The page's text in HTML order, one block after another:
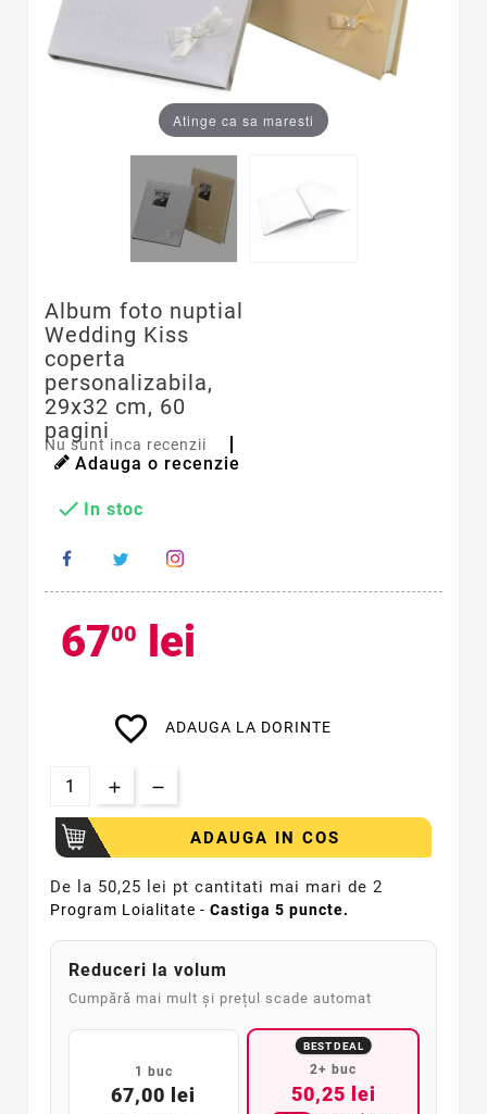
Atinge ca sa maresti
Album foto nuptial
Wedding Kiss
coperta
personalizabila,
29x32 cm, 60
pagini
Nu sunt inca recenzii
Adauga o recenzie
 In stoc
6700 lei
favorite_border ADAUGA LA DORINTE
ADAUGA IN COS
De la 50,25 lei pt cantitati mai mari de 2
Program Loialitate - Castiga 5 puncte.
Reduceri la volum
Cumpără mai mult și prețul scade automat
1 buc
67,00 lei
BEST DEAL
2+ buc
50,25 lei